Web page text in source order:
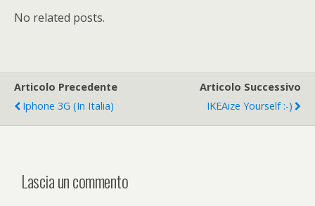
No related posts.
Articolo Precedente
Iphone 3G (in Italia)
Articolo Successivo
IKEAize Yourself :-)
Lascia un commento